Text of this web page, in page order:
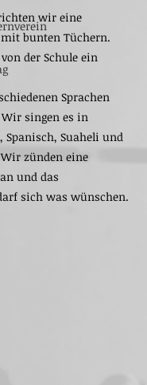
wir eine
bunten Tüchern.
der Schule ein
Sprachen
singen es in
Spanisch, Suaheli und
zünden eine
und das
sich was wünschen.